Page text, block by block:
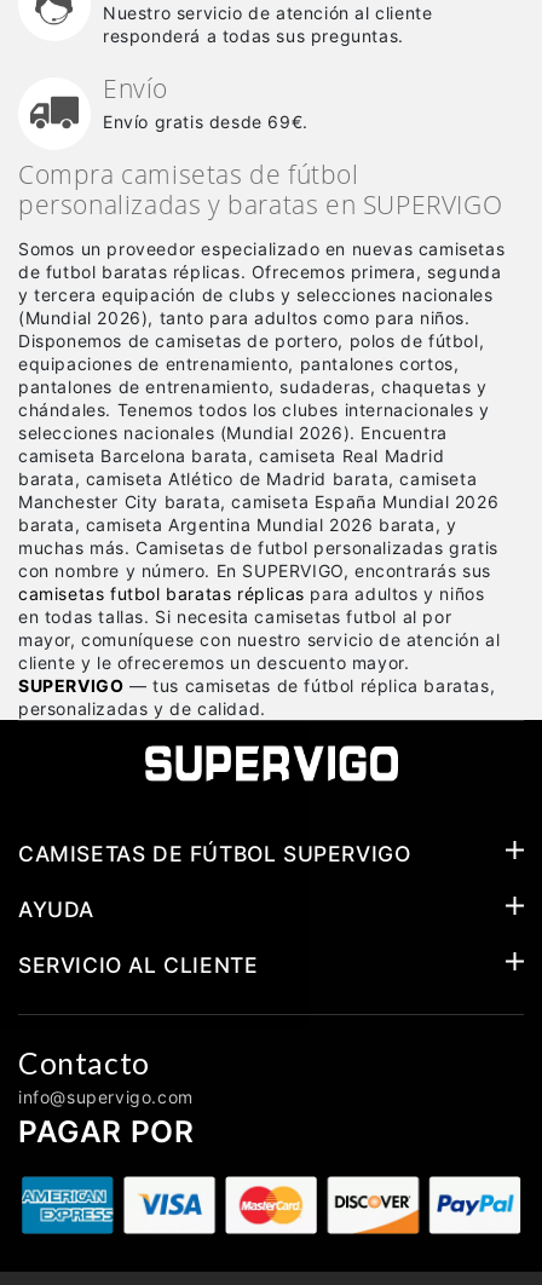
Nuestro servicio de atención al cliente
responderá a todas sus preguntas.
Envío
Envío gratis desde 69€.
Compra camisetas de fútbol
personalizadas y baratas en SUPERVIGO
Somos un proveedor especializado en nuevas camisetas
de futbol baratas réplicas. Ofrecemos primera, segunda
y tercera equipación de clubs y selecciones nacionales
(Mundial 2026), tanto para adultos como para niños.
Disponemos de camisetas de portero, polos de fútbol,
equipaciones de entrenamiento, pantalones cortos,
pantalones de entrenamiento, sudaderas, chaquetas y
chándales. Tenemos todos los clubes internacionales y
selecciones nacionales (Mundial 2026). Encuentra
camiseta Barcelona barata, camiseta Real Madrid
barata, camiseta Atlético de Madrid barata, camiseta
Manchester City barata, camiseta España Mundial 2026
barata, camiseta Argentina Mundial 2026 barata, y
muchas más. Camisetas de futbol personalizadas gratis
con nombre y número. En SUPERVIGO, encontrarás sus
camisetas futbol baratas réplicas para adultos y niños
en todas tallas. Si necesita camisetas futbol al por
mayor, comuníquese con nuestro servicio de atención al
cliente y le ofreceremos un descuento mayor.
SUPERVIGO — tus camisetas de fútbol réplica baratas,
personalizadas y de calidad.
CAMISETAS DE FÚTBOL SUPERVIGO
AYUDA
SERVICIO AL CLIENTE
Contacto
info@supervigo.com
PAGAR POR